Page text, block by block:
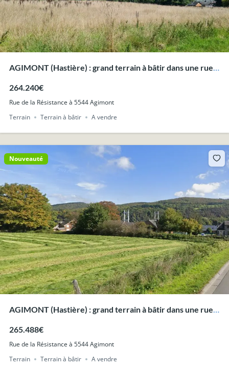
AGIMONT (Hastière) : grand terrain à bâtir dans une rue
264.240€
Rue de la Résistance à 5544 Agimont
Terrain
Terrain à bâtir A vendre
Nouveauté
AGIMONT (Hastière) : grand terrain à bâtir dans une rue
265.488€
Rue de la Résistance à 5544 Agimont
Terrain
Terrain à bâtir A vendre